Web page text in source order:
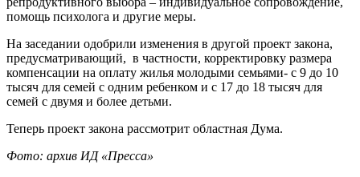
помощь психолога и другие меры.
На заседании одобрили изменения в другой проект закона,
предусматривающий, в частности, корректировку размера
компенсации на оплату жилья молодыми семьями- с 9 до 10
тысяч для семей с одним ребенком и с 17 до 18 тысяч для
семей с двумя и более детьми.
Теперь проект закона рассмотрит областная Дума.
Фото: архив ИД «Пресса»